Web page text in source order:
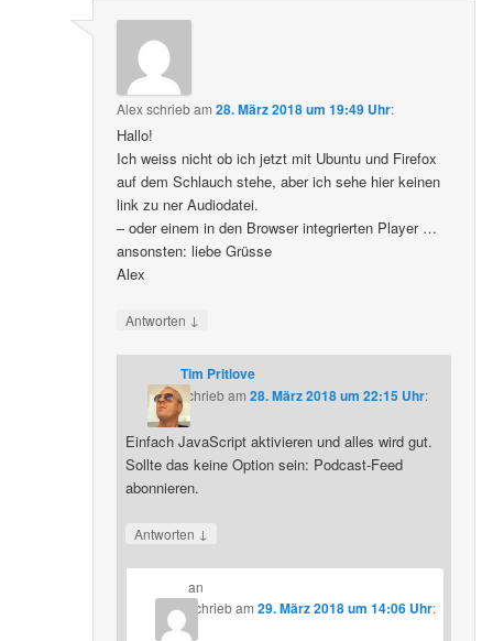
Alexschriebam28. März 2018 um 19:49 Uhr:
Hallo!
Ich weiss nicht ob ich jetzt mit Ubuntu und Firefox
auf dem Schlauch stehe, aber ich sehe hier keinen
link zu ner Audiodatei.
– oder einem in den Browser integrierten Player …
ansonsten: liebe Grüsse
Alex
Antworten ↓
Tim Pritlove
schriebam 28. März 2018 um 22:15 Uhr:
Einfach JavaScript aktivieren und alles wird gut.
Sollte das keine Option sein: Podcast-Feed
abonnieren.
Antworten ↓
an
schriebam29. März 2018 um 14:06 Uhr: